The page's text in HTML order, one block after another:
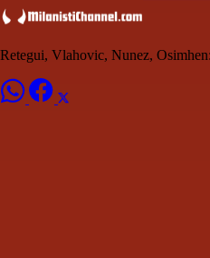
Retegui, Vlahovic, Nunez,